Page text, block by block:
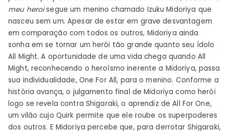
meu heroisegue um menino chamado Izuku Midoriya que
nasceu sem um. Apesar de estar em grave desvantagem
em comparação com todos os outros, Midoriya ainda
sonha em se tornar um herói tão grande quanto seu ídolo
All Might. A oportunidade de uma vida chega quando All
Might, reconhecendo o heroísmo inerente a Midoriya, passa
sua individualidade, One For All, para o menino. Conforme a
história avança, o julgamento final de Midoriya como herói
logo se revela contra Shigaraki, o aprendiz de All For One,
um vilão cujo Quirk permite que ele roube os superpoderes
dos outros. E Midoriya percebe que, para derrotar Shigaraki,